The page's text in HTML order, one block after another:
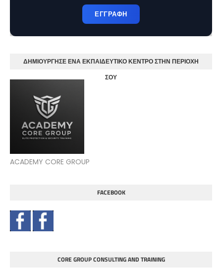
ΕΓΓΡΑΦΗ
ΔΗΜΙΟΥΡΓΗΣΕ ΕΝΑ ΕΚΠΑΙΔΕΥΤΙΚΟ ΚΕΝΤΡΟ ΣΤΗΝ ΠΕΡΙΟΧΗ
ΣΟΥ
ACADEMY CORE GROUP
FACEBOOK
CORE GROUP CONSULTING AND TRAINING